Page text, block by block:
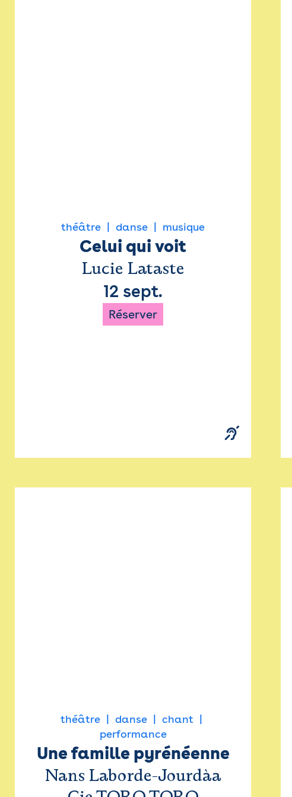
théâtre danse musique
Celui qui voit
Lucie Lataste
12 sept.
Réserver
théâtre danse
chant
performance
Une famille pyrénéenne
Nans Laborde-Jourdàa